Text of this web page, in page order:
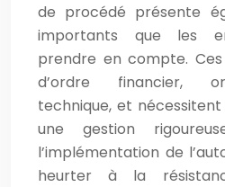
de procédé présente
importants que les
prendre en compte.
d’ordre financier,
technique, et
une gestion
l’implémentation de
heurter à la